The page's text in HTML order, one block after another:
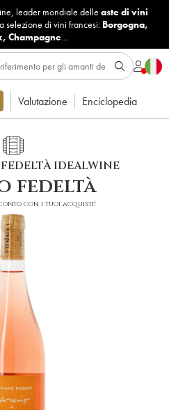
leader mondiale delle aste di vini
selezione di vini francesi: Borgogna,
, Champagne...
Valutazione Enciclopedia
IDEALWINE
fedeltà
con i tuoi acquisti!